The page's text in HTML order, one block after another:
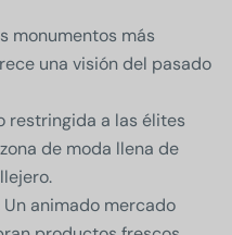
monumentos más
una visión del pasado
restringida a las élites
de moda llena de
Un animado mercado